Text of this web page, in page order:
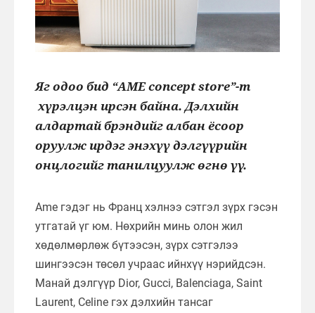
Яг одоо бид “AME concept store”-т
хүрэлцэн ирсэн байна. Дэлхийн
алдартай брэндийг албан ёсоор
оруулж ирдэг энэхүү дэлгүүрийн
онцлогийг танилцуулж өгнө үү.
Ame гэдэг нь Франц хэлнээ сэтгэл зүрх гэсэн
утгатай үг юм. Нөхрийн минь олон жил
хөдөлмөрлөж бүтээсэн, зүрх сэтгэлээ
шингээсэн төсөл учраас ийнхүү нэрийдсэн.
Манай дэлгүүр Dior, Gucci, Balenciaga, Saint
Laurent, Celine гэх дэлхийн тансаг